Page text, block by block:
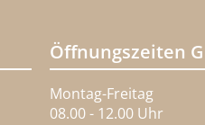
Öffnungszeiten
Montag-Freitag
08.00 - 12.00 Uhr